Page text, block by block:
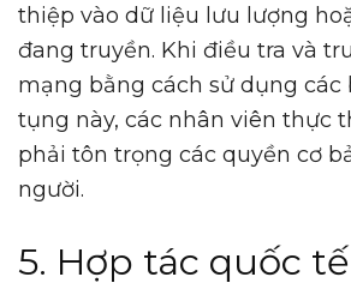
thiệp vào dữ liệu lưu lượng
đang truyền. Khi điều tra và
mạng bằng cách sử dụng các
tụng này, các nhân viên thực
phải tôn trọng các quyền cơ
người.
5. Hợp tác quốc tế